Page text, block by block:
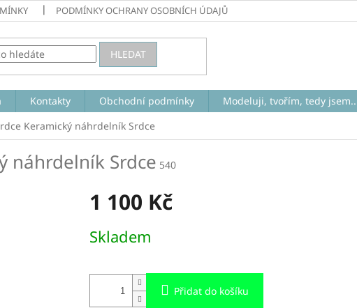
PODMÍNKY OCHRANY OSOBNÍCH ÚDAJŮ
HLEDAT
Kontakty Obchodní podmínky Modeluji, tvořím, tedy jsem..
Keramický náhrdelník Srdce
náhrdelník Srdce 540
1 100 Kč
cena:
Skladem
Přidat do košíku